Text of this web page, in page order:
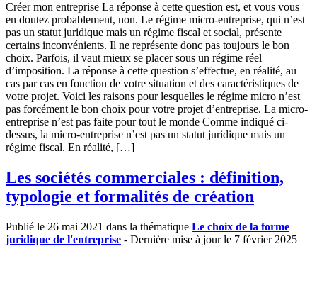
Créer mon entreprise La réponse à cette question est, et vous vous
en doutez probablement, non. Le régime micro-entreprise, qui n’est
pas un statut juridique mais un régime fiscal et social, présente
certains inconvénients. Il ne représente donc pas toujours le bon
choix. Parfois, il vaut mieux se placer sous un régime réel
d’imposition. La réponse à cette question s’effectue, en réalité, au
cas par cas en fonction de votre situation et des caractéristiques de
votre projet. Voici les raisons pour lesquelles le régime micro n’est
pas forcément le bon choix pour votre projet d’entreprise. La micro-
entreprise n’est pas faite pour tout le monde Comme indiqué ci-
dessus, la micro-entreprise n’est pas un statut juridique mais un
régime fiscal. En réalité, […]
Les sociétés commerciales : définition,
typologie et formalités de création
Publié le 26 mai 2021 dans la thématique Le choix de la forme
juridique de l'entreprise - Dernière mise à jour le 7 février 2025